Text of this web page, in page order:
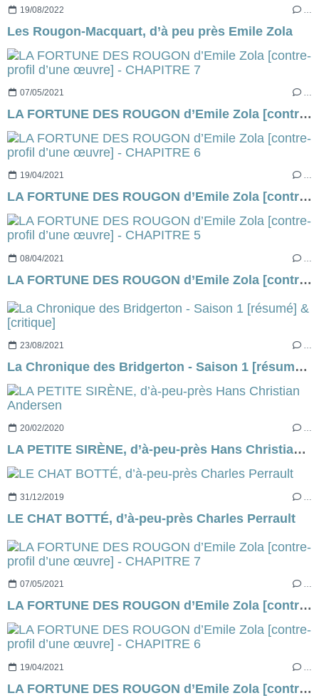
19/08/2022
Les Rougon-Macquart, d’à peu près Emile Zola
07/05/2021 …
LA FORTUNE DES ROUGON d’Emile Zola [contre-profil d’une œuvre] - CHAPITRE 7
19/04/2021 …
LA FORTUNE DES ROUGON d’Emile Zola [contre-profil d’une œuvre] - CHAPITRE 6
08/04/2021
LA FORTUNE DES ROUGON d’Emile Zola [contre-profil d’une œuvre] - CHAPITRE 5
23/08/2021 …
La Chronique des Bridgerton - Saison 1 [résumé] & [critique]
20/02/2020 …
LA PETITE SIRÈNE, d’à-peu-près Hans Christian Andersen
31/12/2019
LE CHAT BOTTÉ, d’à-peu-près Charles Perrault
07/05/2021 …
LA FORTUNE DES ROUGON d’Emile Zola [contre-profil d’une œuvre] - CHAPITRE 7
19/04/2021
LA FORTUNE DES ROUGON d’Emile Zola [contre-profil d’une œuvre] - CHAPITRE 6